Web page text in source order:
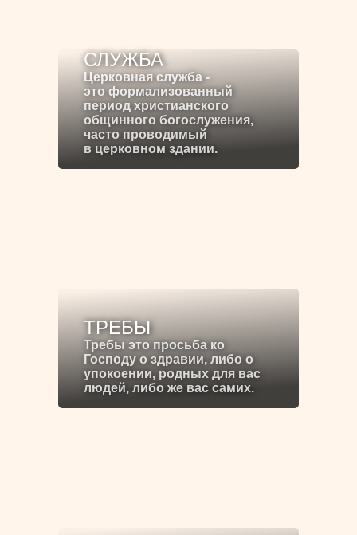
СЛУЖБА
Церковная служба -
это формализованный
период христианского
общинного богослужения,
часто проводимый
в церковном здании.
ТРЕБЫ
Требы это просьба ко
Господу о здравии, либо о
упокоении, родных для вас
людей, либо же вас самих.